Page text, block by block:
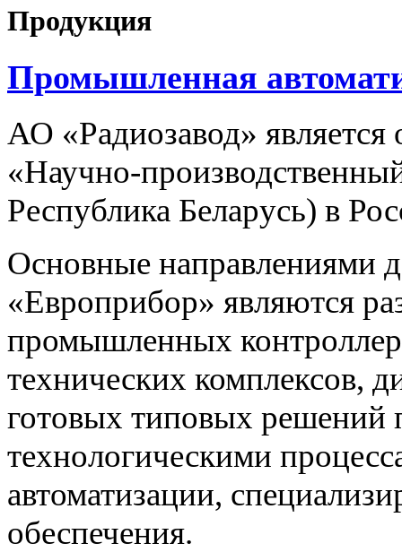
Продукция
Промышленная
АО «Радиозавод»
«Научно-
Республика Беларусь) в
Основные
«Европрибор» являются
промышленных
технических комплексов,
готовых типовых решений
технологическими
автоматизации,
обеспечения.